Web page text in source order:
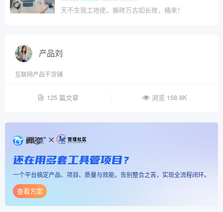
天不生我工地佬，搬砖万古如长夜，桶来！
产品刘
互联网产品干货铺
125 篇文章 浏览 158.8K
还在用多套工具管项目？
一个平台搞定产品、项目、质量与效能，告别整合之苦，实现全流程闭环。
查看方案